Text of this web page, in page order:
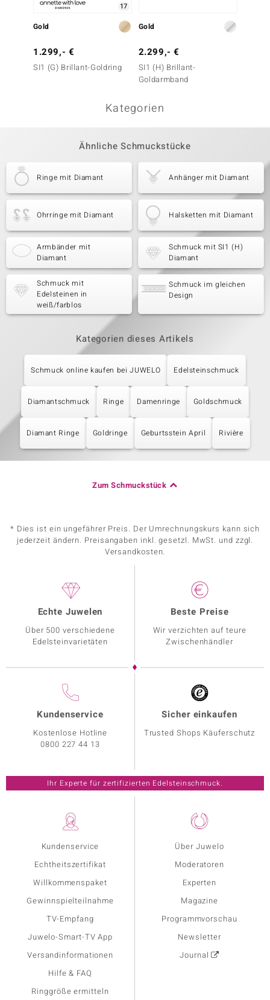
17
Gold
1.299,- €
SI1 (G) Brillant-Goldring
Gold
2.299,- €
SI1 (H) Brillant-
Goldarmband
Kategorien
Ähnliche Schmuckstücke
Ringe mit Diamant Anhänger mit Diamant
Ohrringe mit Diamant Halsketten mit Diamant
Armbänder mit
Diamant
Schmuck mit SI1 (H)
Diamant
Schmuck mit
Edelsteinen in
weiß/farblos
Schmuck im gleichen
Design
Kategorien dieses Artikels
Schmuck online kaufen bei JUWELO Edelsteinschmuck
Diamantschmuck Ringe Damenringe Goldschmuck
Diamant Ringe Goldringe Geburtsstein April Rivière
Zum Schmuckstück
* Dies ist ein ungefährer Preis. Der Umrechnungskurs kann sich
jederzeit ändern. Preisangaben inkl. gesetzl. MwSt. und zzgl.
Versandkosten.
Kundenservice
Echtheitszertifikat
Willkommenspaket
Gewinnspielteilnahme
TV-Empfang
Juwelo-Smart-TV App
Versandinformationen
Hilfe & FAQ
Ringgröße ermitteln
Über Juwelo
Moderatoren
Experten
Magazine
Programmvorschau
Newsletter
Journal
Echte Juwelen
Über 500 verschiedene
Edelsteinvarietäten
Beste Preise
Wir verzichten auf teure
Zwischenhändler
Kundenservice
Kostenlose Hotline
0800 227 44 13
Sicher einkaufen
Trusted Shops Käuferschutz
Ihr Experte für zertifizierten Edelsteinschmuck.